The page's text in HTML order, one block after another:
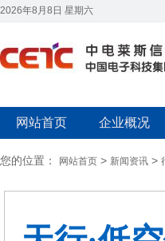
2026年8月8日 星期六
网站首页 企业概况
您的位置： 网站首页 > 新闻资讯 >